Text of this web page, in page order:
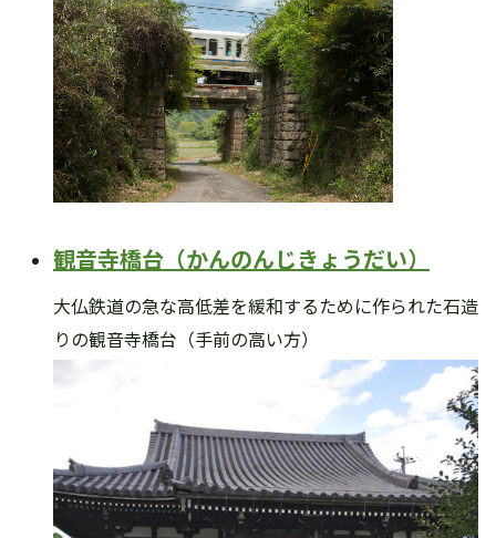
観音寺橋台（かんのんじきょうだい）
大仏鉄道の急な高低差を緩和するために作られた石造
りの観音寺橋台（手前の高い方）